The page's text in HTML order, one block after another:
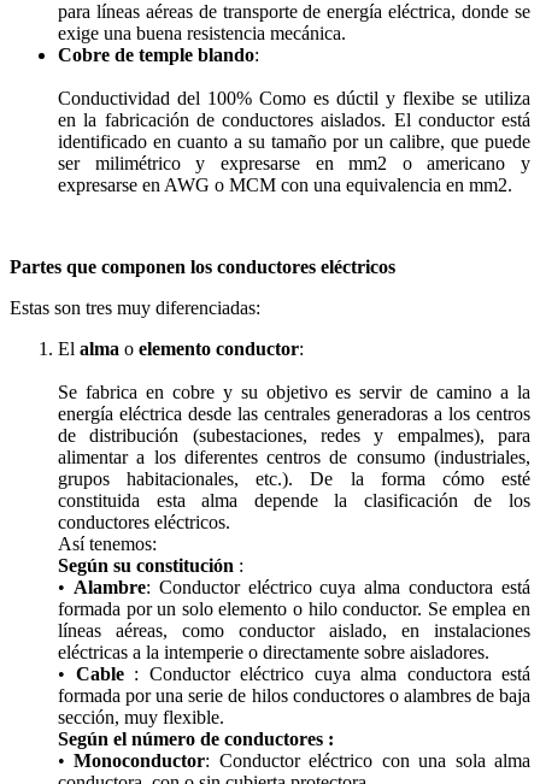
para líneas aéreas de transporte de energía eléctrica, donde se
exige una buena resistencia mecánica.
Cobre de temple blando:
Conductividad del 100% Como es dúctil y flexibe se utiliza
en la fabricación de conductores aislados. El conductor está
identificado en cuanto a su tamaño por un calibre, que puede
ser milimétrico y expresarse en mm2 o americano y
expresarse en AWG o MCM con una equivalencia en mm2.
Partes que componen los conductores eléctricos
Estas son tres muy diferenciadas:
El alma o elemento conductor:
Se fabrica en cobre y su objetivo es servir de camino a la
energía eléctrica desde las centrales generadoras a los centros
de distribución (subestaciones, redes y empalmes), para
alimentar a los diferentes centros de consumo (industriales,
grupos habitacionales, etc.). De la forma cómo esté
constituida esta alma depende la clasificación de los
conductores eléctricos.
Así tenemos:
Según su constitución :
• Alambre: Conductor eléctrico cuya alma conductora está
formada por un solo elemento o hilo conductor. Se emplea en
líneas aéreas, como conductor aislado, en instalaciones
eléctricas a la intemperie o directamente sobre aisladores.
• Cable : Conductor eléctrico cuya alma conductora está
formada por una serie de hilos conductores o alambres de baja
sección, muy flexible.
Según el número de conductores :
•Monoconductor: Conductor eléctrico con una sola alma